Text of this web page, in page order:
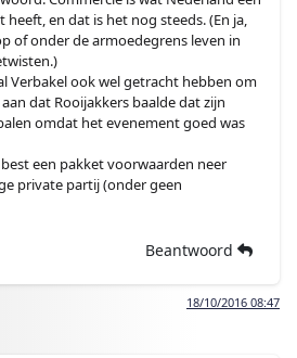
en dat is het nog steeds. (En ja,
of onder de armoedegrens leven in
Verbakel ook wel getracht hebben om
dat Rooijakkers baalde dat zijn
omdat het evenement goed was
een pakket voorwaarden neer
private partij (onder geen
Beantwoord
18/10/2016 08:47